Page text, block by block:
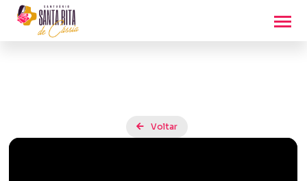
Voltar